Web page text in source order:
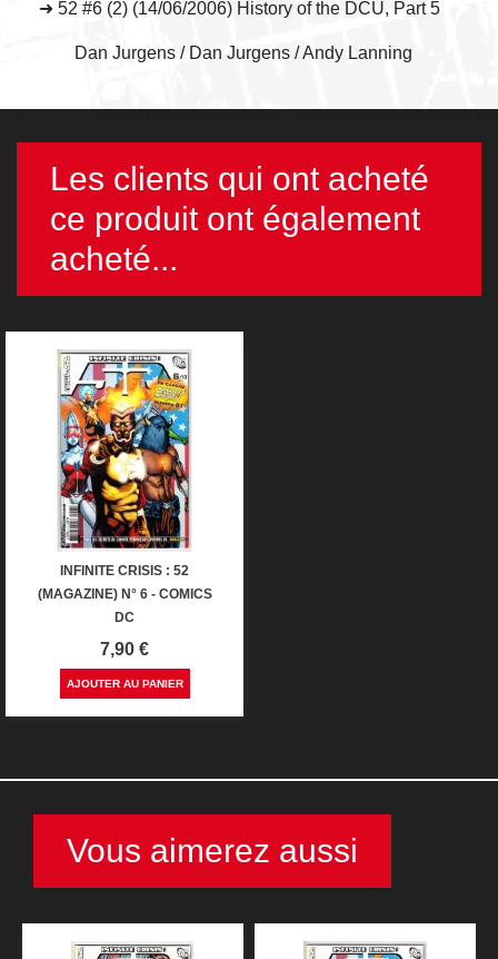
➜ 52 #6 (2) (14/06/2006) History of the DCU, Part 5
Dan Jurgens / Dan Jurgens / Andy Lanning
Les clients qui ont acheté
ce produit ont également
acheté...
INFINITE CRISIS : 52
(MAGAZINE) N° 6 - COMICS
DC
Prix
7,90 €
AJOUTER AU PANIER
Vous aimerez aussi